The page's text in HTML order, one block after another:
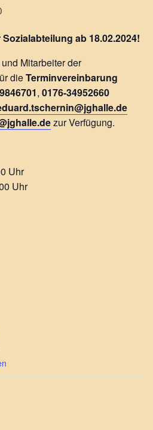
ab 18.02.2024!
Mitarbeiter der
dieTerminvereinbarung
, 0176-34952660
zur Verfügung.
Uhr
Uhr